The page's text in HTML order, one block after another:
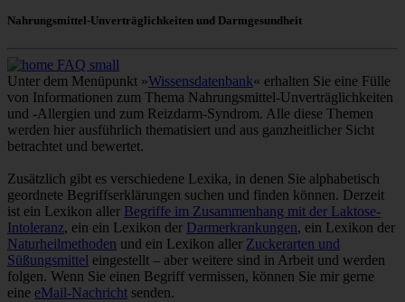
Nahrungsmittel-Unverträglichkeiten und Darmgesundheit
Unter dem Menüpunkt »Wissensdatenbank« erhalten Sie eine Fülle
von Informationen zum Thema Nahrungsmittel-Unverträglichkeiten
und -Allergien und zum Reizdarm-Syndrom. Alle diese Themen
werden hier ausführlich thematisiert und aus ganzheitlicher Sicht
betrachtet und bewertet.
Zusätzlich gibt es verschiedene Lexika, in denen Sie alphabetisch
geordnete Begriffserklärungen suchen und finden können. Derzeit
ist ein Lexikon aller Begriffe im Zusammenhang mit der Laktose-
Intoleranz, ein ein Lexikon der Darmerkrankungen, ein Lexikon der
Naturheilmethoden und ein Lexikon aller Zuckerarten und
Süßungsmittel eingestellt – aber weitere sind in Arbeit und werden
folgen. Wenn Sie einen Begriff vermissen, können Sie mir gerne
eine eMail-Nachricht senden.